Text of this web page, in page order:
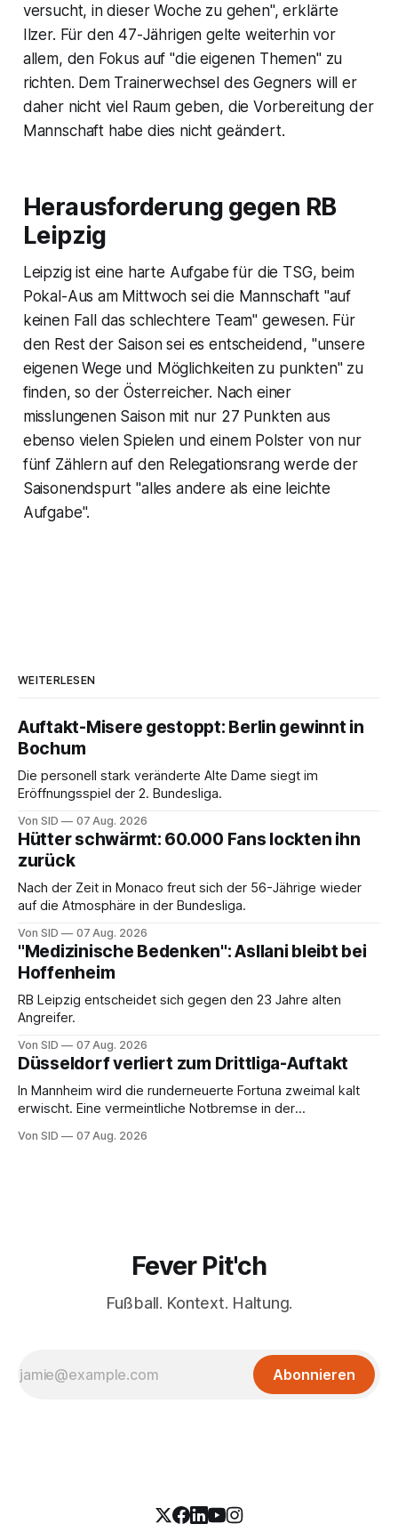
versucht, in dieser Woche zu gehen", erklärte
Ilzer. Für den 47-Jährigen gelte weiterhin vor
allem, den Fokus auf "die eigenen Themen" zu
richten. Dem Trainerwechsel des Gegners will er
daher nicht viel Raum geben, die Vorbereitung der
Mannschaft habe dies nicht geändert.
Herausforderung gegen RB
Leipzig
Leipzig ist eine harte Aufgabe für die TSG, beim
Pokal-Aus am Mittwoch sei die Mannschaft "auf
keinen Fall das schlechtere Team" gewesen. Für
den Rest der Saison sei es entscheidend, "unsere
eigenen Wege und Möglichkeiten zu punkten" zu
finden, so der Österreicher. Nach einer
misslungenen Saison mit nur 27 Punkten aus
ebenso vielen Spielen und einem Polster von nur
fünf Zählern auf den Relegationsrang werde der
Saisonendspurt "alles andere als eine leichte
Aufgabe".
WEITERLESEN
Auftakt-Misere gestoppt: Berlin gewinnt in
Bochum
Die personell stark veränderte Alte Dame siegt im
Eröffnungsspiel der 2. Bundesliga.
Von SID 07 Aug. 2026
Hütter schwärmt: 60.000 Fans lockten ihn
zurück
Nach der Zeit in Monaco freut sich der 56-Jährige wieder
auf die Atmosphäre in der Bundesliga.
Von SID 07 Aug. 2026
"Medizinische Bedenken": Asllani bleibt bei
Hoffenheim
RB Leipzig entscheidet sich gegen den 23 Jahre alten
Angreifer.
Von SID 07 Aug. 2026
Düsseldorf verliert zum Drittliga-Auftakt
In Mannheim wird die runderneuerte Fortuna zweimal kalt
erwischt. Eine vermeintliche Notbremse in der
Von SID 07 Aug. 2026
Fever Pit'ch
Fußball. Kontext. Haltung.
Abonnieren